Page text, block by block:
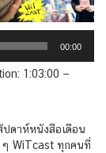
00:00
1:03:00 —
ดาห์หนังสือเดือน
WiTcast ทุกคนที่